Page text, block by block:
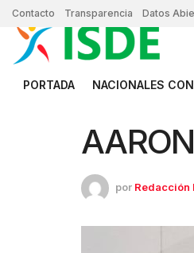
Contacto Transparencia Datos
PORTADA NACIONALES
por Redacción